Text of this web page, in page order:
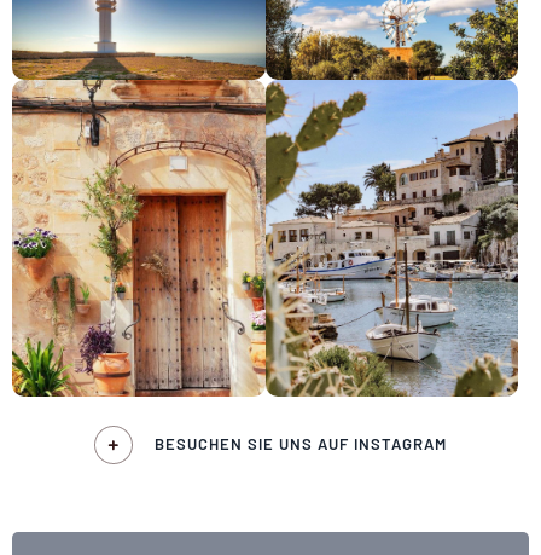
BESUCHEN SIE UNS AUF INSTAGRAM